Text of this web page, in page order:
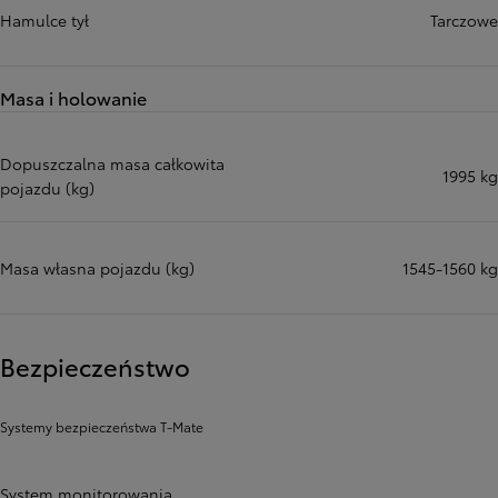
Hamulce tył Tarczowe
Masa i holowanie
Dopuszczalna masa całkowita
pojazdu (kg)
1995 kg
Masa własna pojazdu (kg) 1545-1560 kg
Bezpieczeństwo
Systemy bezpieczeństwa T-Mate